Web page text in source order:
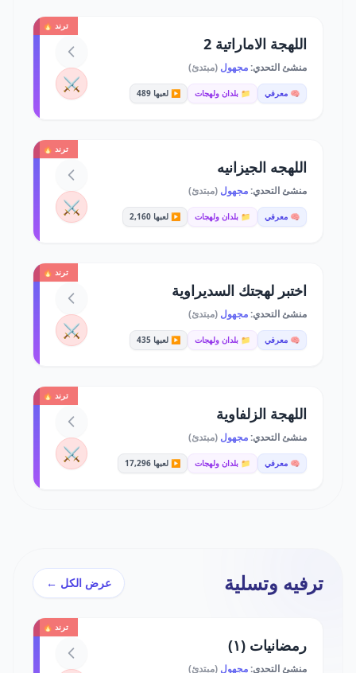
ترند 🔥
اللهجة الاماراتية 2
منشئ التحدي:مجهول (مبتدئ)
🧠 معرفي 📁 بلدان ولهجات ▶️ لعبها 489 ⚔️
ترند 🔥
اللهجه الجيزانيه
منشئ التحدي:مجهول (مبتدئ)
🧠 معرفي 📁 بلدان ولهجات ▶️ لعبها 2,160 ⚔️
ترند 🔥
اختبر لهجتك السديراوية
منشئ التحدي:مجهول (مبتدئ)
🧠 معرفي 📁 بلدان ولهجات ▶️ لعبها 435 ⚔️
ترند 🔥
اللهجة الزلفاوية
منشئ التحدي:مجهول (مبتدئ)
🧠 معرفي 📁 بلدان ولهجات ▶️ لعبها 17,296 ⚔️
ترفيه وتسلية عرض الكل ←
ترند 🔥
رمضانيات (١)
منشئ التحدي:مجهول (مبتدئ)